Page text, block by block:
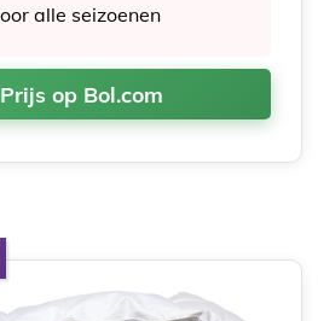
alle seizoenen
op Bol.com